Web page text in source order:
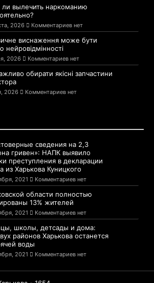
вылечить наркоманию
2026 Комментариев нет
виснаження може бути
нейровідмінності
2026 Комментариев нет
обирати якісні запчастини
2026 Комментариев нет
сведения на 2,3
гривен»: НАПК выявило
преступления в декларации
из Харькова Куницкого
2021 Комментариев нет
области полностью
13% жителей
2021 Комментариев нет
школы, детсады и дома:
районов Харькова останется
воды
2021 Комментариев нет